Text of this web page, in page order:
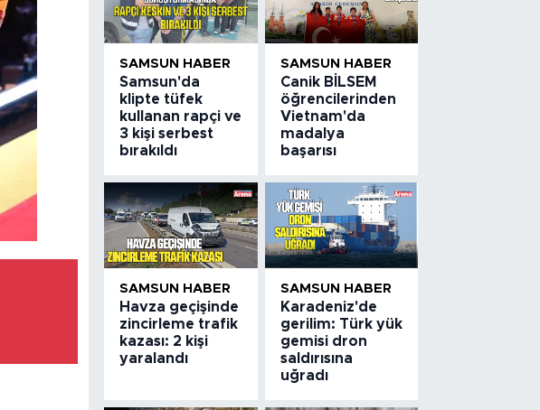
SAMSUN HABER
Samsun'da
klipte tüfek
kullanan rapçi ve
3 kişi serbest
bırakıldı
SAMSUN HABER
Canik BİLSEM
öğrencilerinden
Vietnam'da
madalya
başarısı
SAMSUN HABER
Havza geçişinde
zincirleme trafik
kazası: 2 kişi
yaralandı
SAMSUN HABER
Karadeniz'de
gerilim: Türk yük
gemisi dron
saldırısına
uğradı